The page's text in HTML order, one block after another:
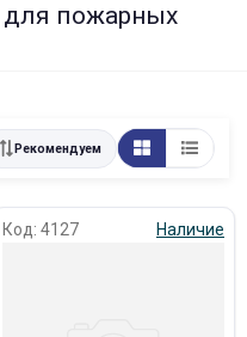
пожарных
Рекомендуем
Код: 4127 Наличие